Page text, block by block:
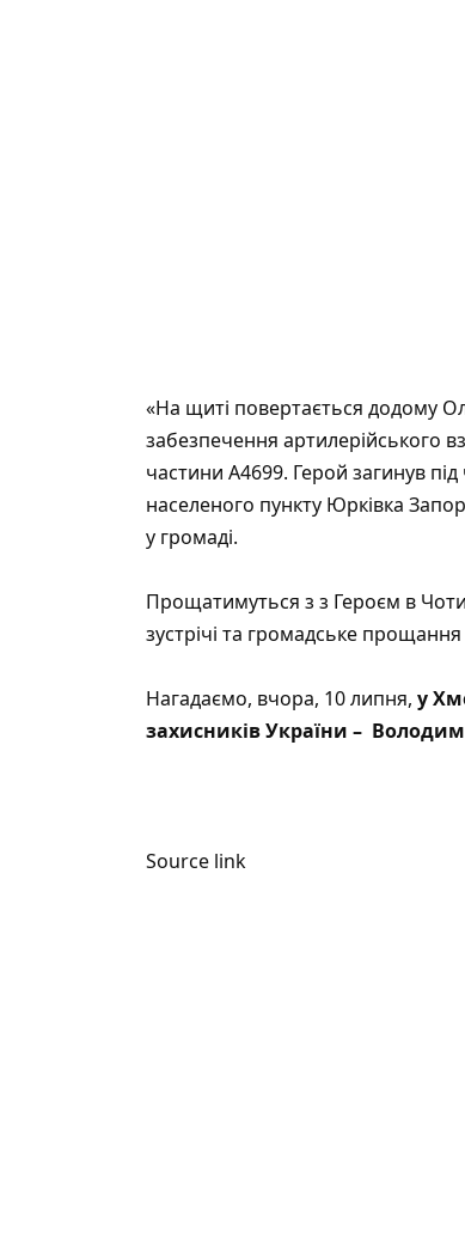
«На щиті повертається додому
забезпечення артилерійського
частини А4699. Герой загинув
населеного пункту Юрківка
у громаді.
Прощатимуться з з Героєм в
зустрічі та громадське
Нагадаємо, вчора, 10 липня, у
захисників України –
Source link